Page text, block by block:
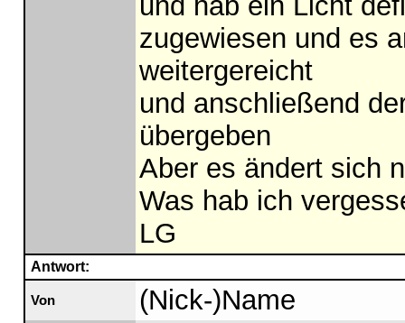
zugewiesen und es
weitergereicht
und anschließend
übergeben
Aber es ändert sich
Was hab ich
LG
Antwort:
Von (Nick-)Name